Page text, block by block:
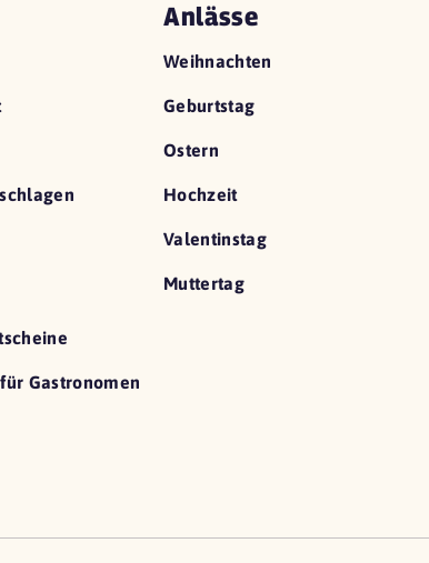
Gastronomen
Anlässe
Weihnachten
Geburtstag
Ostern
Hochzeit
Valentinstag
Muttertag